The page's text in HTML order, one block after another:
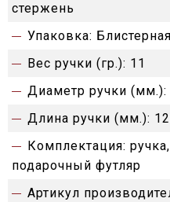
стержень
Упаковка:
Вес ручки (гр.): 11
Диаметр ручки (мм.):
Длина ручки (мм.):
Комплектация:
подарочный футляр
Артикул